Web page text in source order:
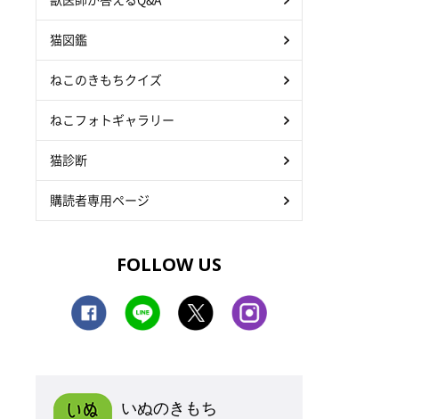
猫図鑑
ねこのきもちクイズ
ねこフォトギャラリー
猫診断
購読者専用ページ
FOLLOW US
いぬのきもち